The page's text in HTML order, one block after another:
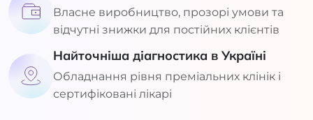
Власне виробництво, прозорі умови та
відчутні знижки для постійних клієнтів
Найточніша діагностика в Україні
Обладнання рівня преміальних клінік і
сертифіковані лікарі